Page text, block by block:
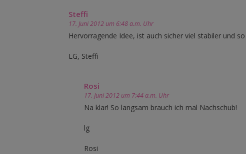
Steffi
17. Juni 2012 um 6:48 a.m. Uhr
Hervorragende Idee, ist auch sicher viel stabiler und
LG, Steffi
Rosi
17. Juni 2012 um 7:44 a.m. Uhr
Na klar! So langsam brauch ich mal Nachschub!
lg
Rosi